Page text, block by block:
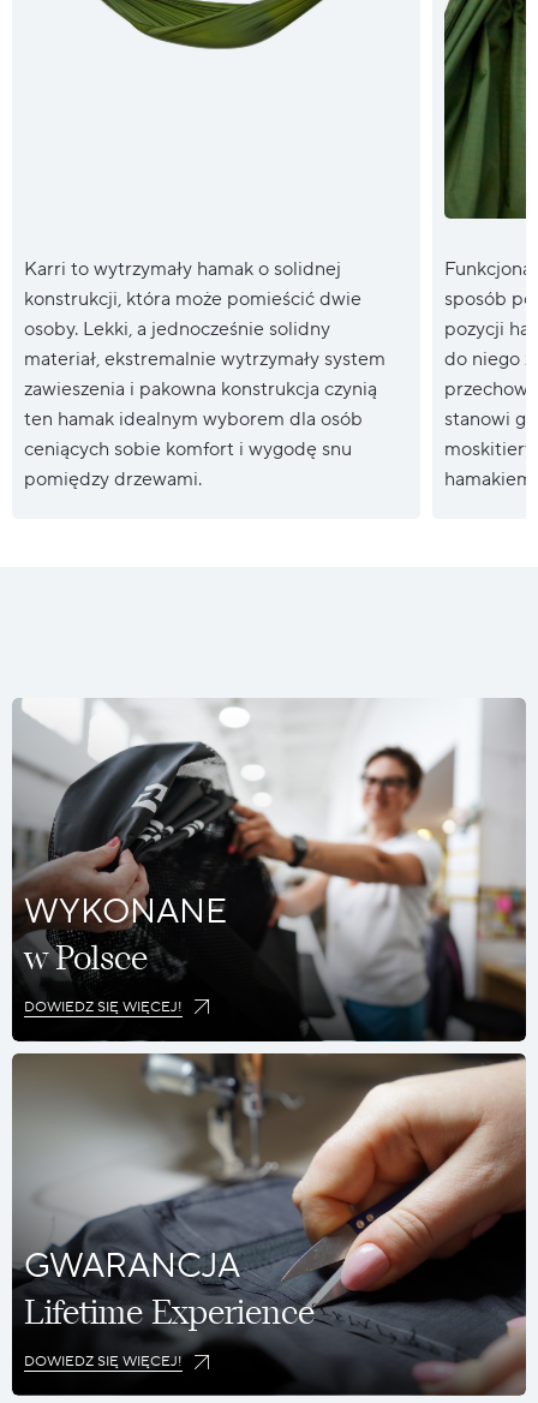
Karri to wytrzymały hamak o solidnej
konstrukcji, która może pomieścić dwie
osoby. Lekki, a jednocześnie solidny
materiał, ekstremalnie wytrzymały system
zawieszenia i pakowna konstrukcja czynią
ten hamak idealnym wyborem dla osób
ceniących sobie komfort i wygodę snu
pomiędzy drzewami.
sposób
pozycji
do niego
stanowi
moskitiery
hamakiem.
WYKONANE
w Polsce
DOWIEDZ SIĘ WIĘCEJ!
GWARANCJA
Lifetime Experience
DOWIEDZ SIĘ WIĘCEJ!